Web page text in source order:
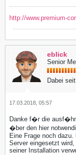
http://www.premium-
eblick
Senior
Dabei
17.03.2018, 05:57
Danke f�r die
�ber den hier
Eine Frage noch
Server eingesetzt
seiner Installation